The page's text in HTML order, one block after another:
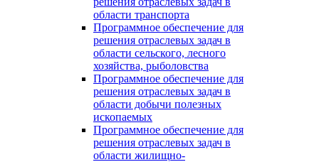
области транспорта
Программное обеспечение для
решения отраслевых задач в
области сельского, лесного
хозяйства, рыболовства
Программное обеспечение для
решения отраслевых задач в
области добычи полезных
ископаемых
Программное обеспечение для
решения отраслевых задач в
области жилищно-